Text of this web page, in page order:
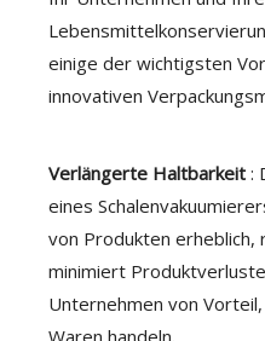
einige der wichtigsten
innovativen
Verlängerte Haltbarkeit :
eines
von Produkten
minimiert
Unternehmen von
Waren handeln.